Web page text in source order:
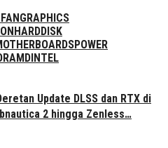
GRAPHICS
HARDDISK
POWER
AMD INTEL
Update DLSS dan RTX di
2 hingga Zenless…